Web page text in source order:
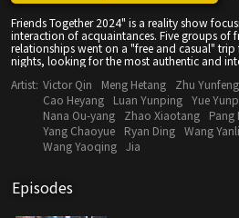
Friends Together 2024" is a reality show
interaction of acquaintances. Five groups of
relationships went on a "free and casual"
nights, looking for the most authentic and
Artist: Victor Qin Meng Hetang Zhu Yunfeng
Cao Heyang
Luan Yunping Yue
Nana Ou-yang
Zhao Xiaotang Pang
Yang Chaoyue
Ryan Ding Wang
Wang Yaoqing Jia
Episodes